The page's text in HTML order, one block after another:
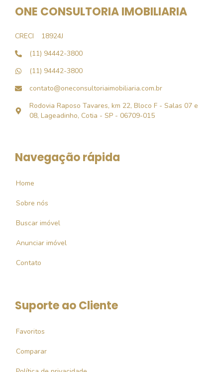
ONE CONSULTORIA IMOBILIARIA
CRECI
18924J
(11) 94442-3800
(11) 94442-3800
contato@oneconsultoriaimobiliaria.com.br
Rodovia Raposo Tavares, km 22, Bloco F - Salas 07 e
08, Lageadinho, Cotia - SP - 06709-015
Navegação rápida
Home
Sobre nós
Buscar imóvel
Anunciar imóvel
Contato
Suporte ao Cliente
Favoritos
Comparar